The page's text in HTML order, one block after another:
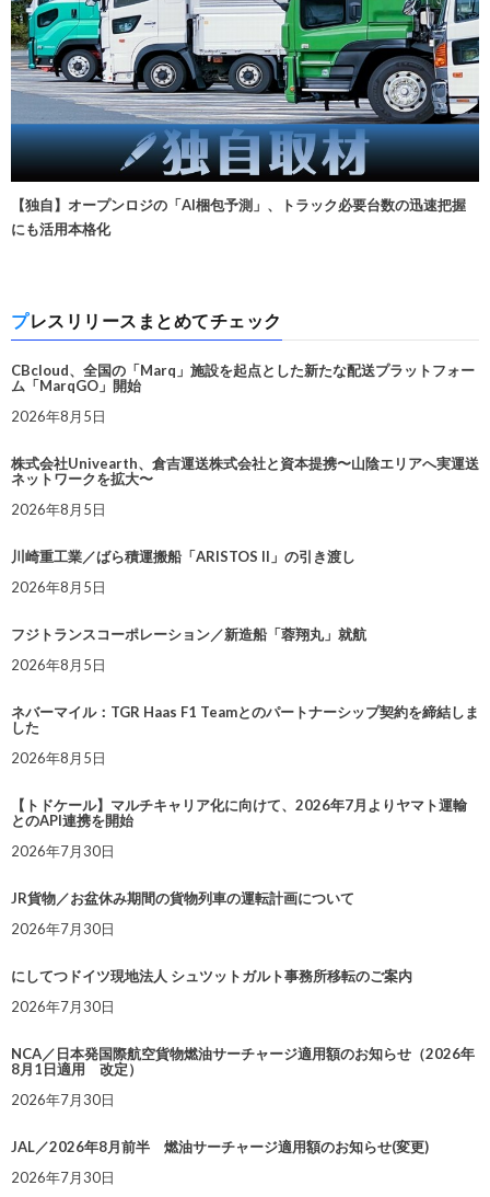
【独自】オープンロジの「AI梱包予測」、トラック必要台数の迅速把握
にも活用本格化
プレスリリースまとめてチェック
CBcloud、全国の「Marq」施設を起点とした新たな配送プラットフォー
ム「MarqGO」開始
2026年8月5日
株式会社Univearth、倉吉運送株式会社と資本提携〜山陰エリアへ実運送
ネットワークを拡大〜
2026年8月5日
川崎重工業／ばら積運搬船「ARISTOS II」の引き渡し
2026年8月5日
フジトランスコーポレーション／新造船「蓉翔丸」就航
2026年8月5日
ネバーマイル：TGR Haas F1 Teamとのパートナーシップ契約を締結しま
した
2026年8月5日
【トドケール】マルチキャリア化に向けて、2026年7月よりヤマト運輸
とのAPI連携を開始
2026年7月30日
JR貨物／お盆休み期間の貨物列車の運転計画について
2026年7月30日
にしてつドイツ現地法人 シュツットガルト事務所移転のご案内
2026年7月30日
NCA／日本発国際航空貨物燃油サーチャージ適用額のお知らせ（2026年
8月1日適用 改定）
2026年7月30日
JAL／2026年8月前半 燃油サーチャージ適用額のお知らせ(変更)
2026年7月30日